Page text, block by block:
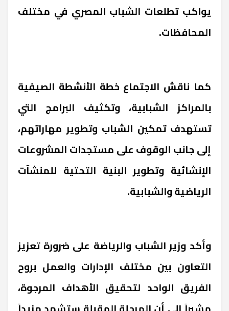
يواكب تطلعات الشباب المصري في مختلف
المحافظات.
كما ناقش الاجتماع خطة الأنشطة الصيفية
بالمراكز الشبابية، وتكثيف البرامج التي
تستهدف تمكين الشباب وتطوير مهاراتهم،
إلى جانب الوقوف على مستجدات المشروعات
الإنشائية وتطوير البنية التحتية للمنشآت
الرياضية والشبابية.
وأكد وزير الشباب والرياضة على ضرورة تعزيز
التعاون بين مختلف الإدارات والعمل بروح
الفريق الواحد لتحقيق الأهداف المرجوة،